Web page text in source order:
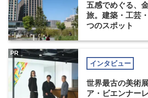
五感でめぐる、
旅。建築・工芸
つのスポット
インタビュー
世界最古の美術
ア・ビエンナー
PR